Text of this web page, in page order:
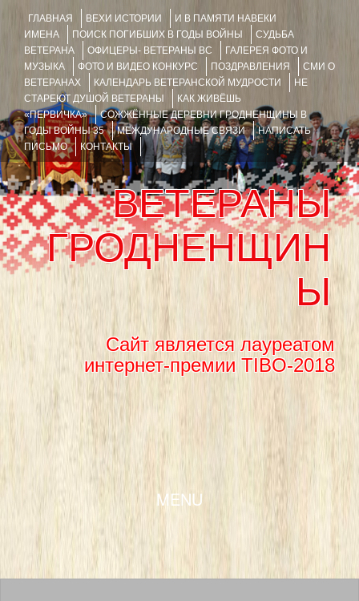
ГЛАВНАЯ ВЕХИ ИСТОРИИ
И В ПАМЯТИ НАВЕКИ
ИМЕНА
ПОИСК ПОГИБШИХ В ГОДЫ ВОЙНЫ
СУДЬБА
ВЕТЕРАНА
ОФИЦЕРЫ- ВЕТЕРАНЫ ВС
ГАЛЕРЕЯ ФОТО И
МУЗЫКА
ФОТО И ВИДЕО КОНКУРС ПОЗДРАВЛЕНИЯ
СМИ О
ВЕТЕРАНАХ
КАЛЕНДАРЬ ВЕТЕРАНСКОЙ МУДРОСТИ
НЕ
СТАРЕЮТ ДУШОЙ ВЕТЕРАНЫ
КАК ЖИВЁШЬ
«ПЕРВИЧКА»
СОЖЖЁННЫЕ ДЕРЕВНИ ГРОДНЕНЩИНЫ В
ГОДЫ ВОЙНЫ 35
МЕЖДУНАРОДНЫЕ СВЯЗИ
НАПИСАТЬ
ПИСЬМО
КОНТАКТЫ
ВЕТЕРАНЫ
ГРОДНЕНЩИН
Ы
Сайт является лауреатом
интернет-премии TIBO-2018
MENU
SKIP TO CONTENT